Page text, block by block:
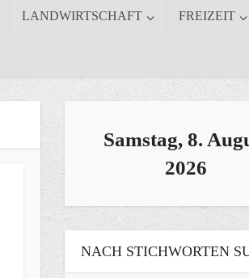
LANDWIRTSCHAFT FREIZEIT
Samstag, 8.
2026
NACH STICHWORTEN